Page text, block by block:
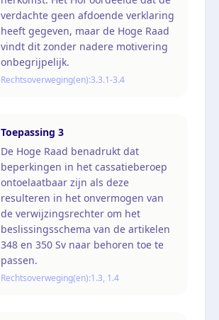
verdachte geen afdoende verklaring
heeft gegeven, maar de Hoge Raad
vindt dit zonder nadere motivering
onbegrijpelijk.
Rechtsoverweging(en):3.3.1-3.4
Toepassing 3
De Hoge Raad benadrukt dat
beperkingen in het cassatieberoep
ontoelaatbaar zijn als deze
resulteren in het onvermogen van
de verwijzingsrechter om het
beslissingsschema van de artikelen
348 en 350 Sv naar behoren toe te
passen.
Rechtsoverweging(en):1.3, 1.4